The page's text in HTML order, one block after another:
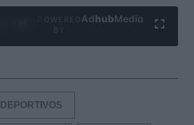
Ad hubMedia
DEPORTIVOS